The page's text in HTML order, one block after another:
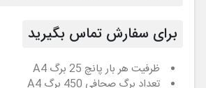
برای سفارش تماس بگیرید
ظرفیت هر بار پانچ 25 برگ A4
تعداد برگ صحافی 450 برگ A4